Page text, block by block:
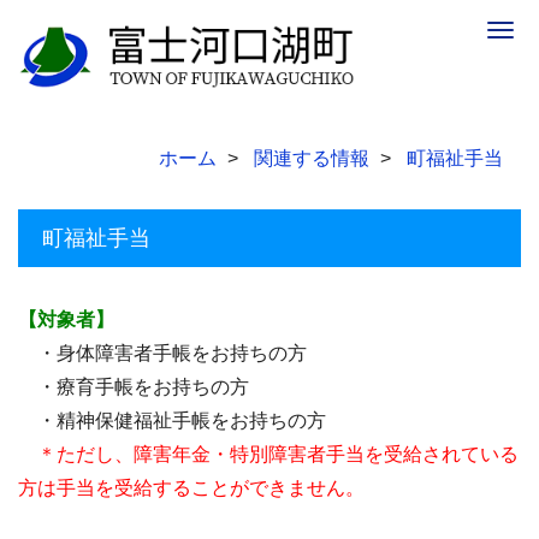
ホーム 関連する情報 町福祉手当
町福祉手当
【対象者】
・身体障害者手帳をお持ちの方
・療育手帳をお持ちの方
・精神保健福祉手帳をお持ちの方
＊ただし、障害年金・特別障害者手当を受給されている
方は手当を受給することができません。